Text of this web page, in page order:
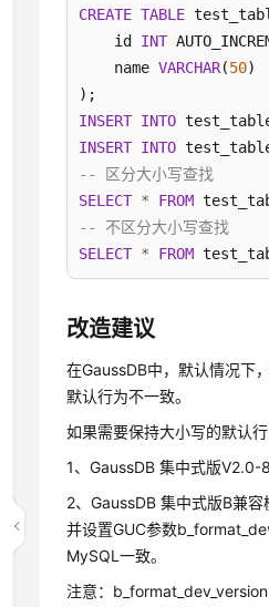
CREATE TABLE
    id
INT
    name
VARCHAR(50)
INSERT INTO
INSERT INTO
-- 区分大小写查找
SELECT * FROM
-- 不区分大小写查找
SELECT * FROM
改造建议
在GaussDB中，默认情况下
默认行为不一致。
如果需要保持大小写的默认
1、GaussDB 集中式版V2.0-
2、GaussDB 集中式版B兼
并设置GUC参数
MySQL一致。
注意：